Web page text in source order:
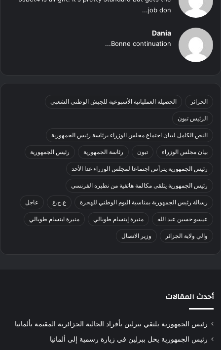
job don...
Dania
Bonne continuation...
الجزائر الحصيلة العملياتية الأسبوعية للجيش الوطني الشعبي
الرئيس تبون
النص الكامل لبيان اجتماع مجلس الوزراء برئاسة رئيس الجمهورية
بيان مجلس الوزراء تبون رئاسة الجمهورية رئيس الجمهورية
رئيس الجمهورية يترأس اجتماعا لمجلس الوزراء غدا الأحد
رئيس الجمهورية يتلقى مكالمة هاتفية من نظيره الفرنسي
رسالة رئيس الجمهورية بمناسبة اليوم الوطني للهجرة ع.ح.ع عاجل
عيسو حسين عبد الله منيرة إبتسام طوبالي منيرة ابتسام طوبالي
والي ولاية الجزائر وزير الاتصال
أحدث المقالات
رئيس الجمهورية يلتقي ببرلين بأفراد الجالية الجزائرية المقيمة بألمانيا
رئيس الجمهورية يحل ببرلين في زيارة رسمية إلى ألمانيا